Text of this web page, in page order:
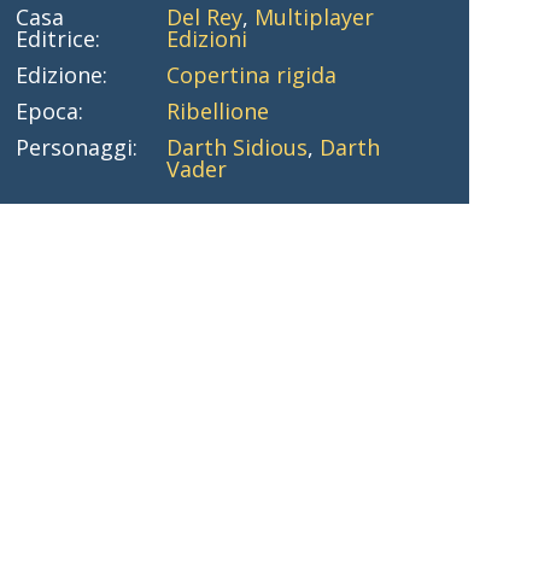
Casa
Editrice:
Del Rey, Multiplayer
Edizioni
Edizione:
Copertina rigida
Epoca:
Ribellione
Personaggi:
Darth Sidious, Darth
Vader